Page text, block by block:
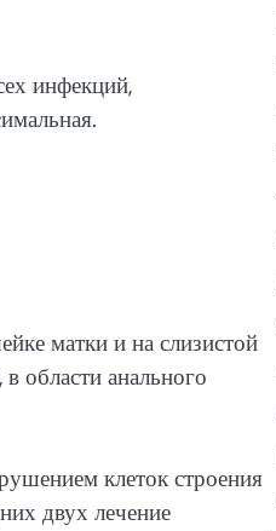
инфекций,
матки и на слизистой
области анального
клеток строения
двух лечение